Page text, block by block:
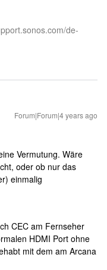
de-
Forum|Forum|4 years ago
Vermutung. Wäre
oder ob nur das
einmalig
CEC am Fernseher
HDMI Port ohne
mit dem am Arcana